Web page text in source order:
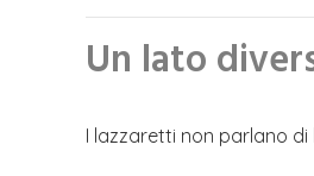
Un lato
I lazzaretti non parlano